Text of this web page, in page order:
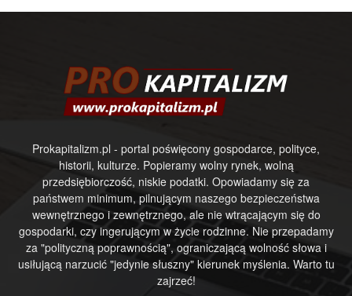
Prokapitalizm.pl - portal poświęcony gospodarce, polityce,
historii, kulturze. Popieramy wolny rynek, wolną
przedsiębiorczość, niskie podatki. Opowiadamy się za
państwem minimum, pilnującym naszego bezpieczeństwa
wewnętrznego i zewnętrznego, ale nie wtrącającym się do
gospodarki, czy ingerującym w życie rodzinne. Nie przepadamy
za "polityczną poprawnością", ograniczającą wolność słowa i
usiłującą narzucić "jedynie słuszny" kierunek myślenia. Warto tu
zajrzeć!